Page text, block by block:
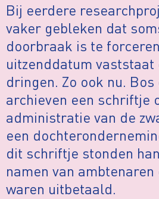
Bij eerdere
vaker gebleken dat
doorbraak is te
uitzenddatum
dringen. Zo ook nu.
archieven een schriftje
administratie van de
een
dit schriftje stonden
namen van
waren uitbetaald.